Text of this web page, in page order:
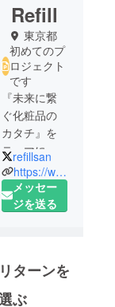
Refill
東京都
初めてのプ
ロジェクト
です
『未来に繋
ぐ化粧品の
カタチ』を
テーマに、
商品の企
画・開発を
しておりま
てに携わっ
てきた経験
refillsan
https://www.instagram.com/refill.project.2021/
メッセー
ジを送る
リターンを
ぶ